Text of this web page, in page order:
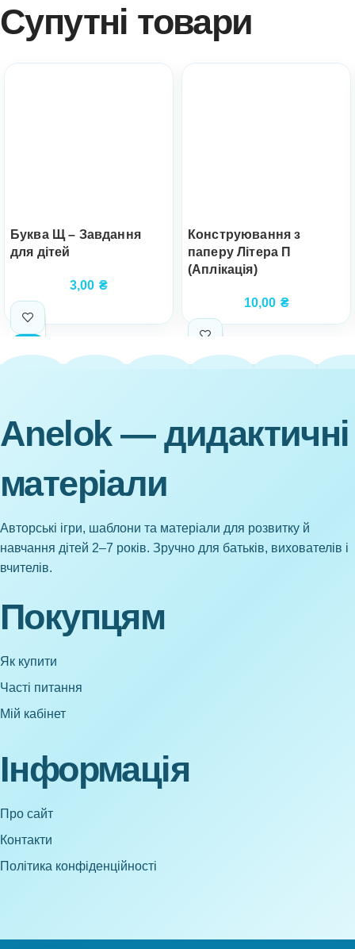
Супутні товари
Буква Щ – Завдання
для дітей
3,00 ₴
Конструювання з
паперу Літера П
(Аплікація)
10,00 ₴
Anelok — дидактичні
матеріали
Авторські ігри, шаблони та матеріали для розвитку й
навчання дітей 2–7 років. Зручно для батьків, вихователів і
вчителів.
Покупцям
Як купити
Часті питання
Мій кабінет
Інформація
Про сайт
Контакти
Політика конфіденційності